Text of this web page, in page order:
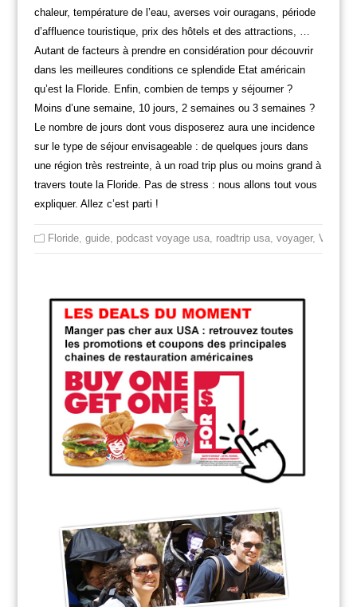
chaleur, température de l’eau, averses voir ouragans, période
d’affluence touristique, prix des hôtels et des attractions, …
Autant de facteurs à prendre en considération pour découvrir
dans les meilleures conditions ce splendide Etat américain
qu’est la Floride. Enfin, combien de temps y séjourner ?
Moins d’une semaine, 10 jours, 2 semaines ou 3 semaines ?
Le nombre de jours dont vous disposerez aura une incidence
sur le type de séjour envisageable : de quelques jours dans
une région très restreinte, à un road trip plus ou moins grand à
travers toute la Floride. Pas de stress : nous allons tout vous
expliquer. Allez c’est parti !
Floride, guide, podcast voyage usa, roadtrip usa, voyager,